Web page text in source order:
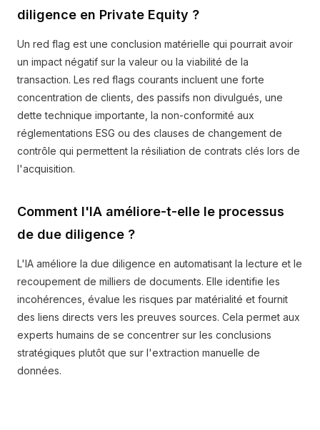
diligence en Private Equity ?
Un red flag est une conclusion matérielle qui pourrait avoir
un impact négatif sur la valeur ou la viabilité de la
transaction. Les red flags courants incluent une forte
concentration de clients, des passifs non divulgués, une
dette technique importante, la non-conformité aux
réglementations ESG ou des clauses de changement de
contrôle qui permettent la résiliation de contrats clés lors de
l'acquisition.
Comment l'IA améliore-t-elle le processus
de due diligence ?
L'IA améliore la due diligence en automatisant la lecture et le
recoupement de milliers de documents. Elle identifie les
incohérences, évalue les risques par matérialité et fournit
des liens directs vers les preuves sources. Cela permet aux
experts humains de se concentrer sur les conclusions
stratégiques plutôt que sur l'extraction manuelle de
données.